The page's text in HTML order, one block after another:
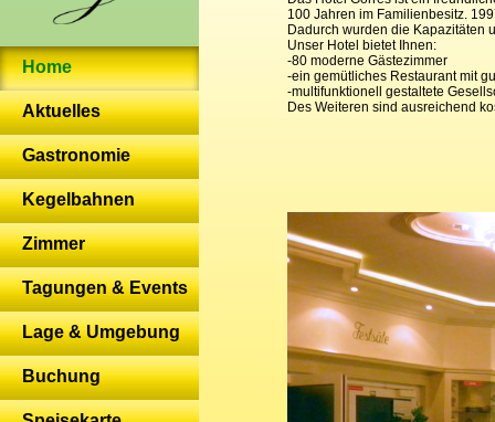
Home
Aktuelles
Gastronomie
Kegelbahnen
Zimmer
Tagungen & Events
Lage & Umgebung
Buchung
100 Jahren im Familienbesitz.
Dadurch wurden die Kapazitäten
Unser Hotel bietet Ihnen:
-80 moderne Gästezimmer
-ein gemütliches Restaurant mit
-multifunktionell gestaltete
Des Weiteren sind ausreichend